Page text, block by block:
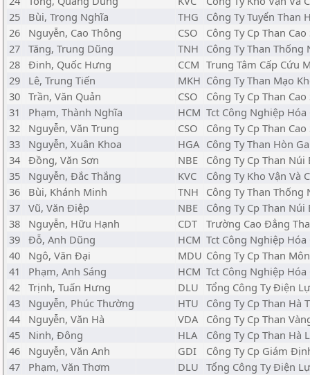
25
Bùi, Trọng Nghĩa THG
Công Ty Tuyển Than
26
Nguyễn, Cao Thông CSO
Công Ty Cp Than Cao
27 Tăng, Trung Dũng TNH
Công Ty Than Thống
28 Đinh, Quốc Hưng CCM Trung Tâm Cấp Cứu
29
Lê, Trung Tiến MKH Công Ty Than Mạo
30 Trần, Văn Quản CSO
Công Ty Cp Than Cao
31
Phạm, Thành Nghĩa HCM Tct Công Nghiệp Hóa
32
Nguyễn, Văn Trung CSO
Công Ty Cp Than Cao
33
Nguyễn, Xuân Khoa HGA Công Ty Than Hòn
34 Đồng, Văn Sơn NBE
Công Ty Cp Than
35
Nguyễn, Đắc Thắng KVC
Công Ty Kho Vận Và
36
Bùi, Khánh Minh TNH
Công Ty Than Thống
37 Vũ, Văn Điệp NBE
Công Ty Cp Than
38
Nguyễn, Hữu Hạnh CDT
Trường Cao Đẳng
39 Đỗ, Anh Dũng HCM Tct Công Nghiệp Hóa
40
Ngô, Văn Đại MDU Công Ty Cp Than
41
Phạm, Anh Sáng HCM Tct Công Nghiệp Hóa
42 Trịnh, Tuấn Hưng DLU Tổng Công Ty Điện
43
Nguyễn, Phúc Thường HTU
Công Ty Cp Than Hà
44
Nguyễn, Văn Hà VDA
Công Ty Cp Than
45
Ninh, Đông HLA
Công Ty Cp Than Hà
46
Nguyễn, Văn Anh GDI
Công Ty Cp Giám
47
Phạm, Văn Thơm DLU Tổng Công Ty Điện